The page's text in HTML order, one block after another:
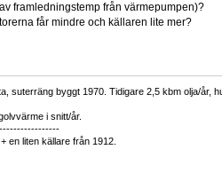
framledningstemp från värmepumpen)?
får mindre och källaren lite mer?
suterräng byggt 1970. Tidigare 2,5 kbm olja/år,
i snitt/år.
en liten källare från 1912.